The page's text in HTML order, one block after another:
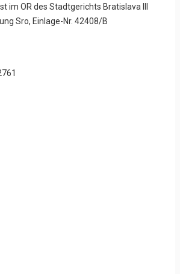
im OR des Stadtgerichts Bratislava III
Sro, Einlage-Nr. 42408/B